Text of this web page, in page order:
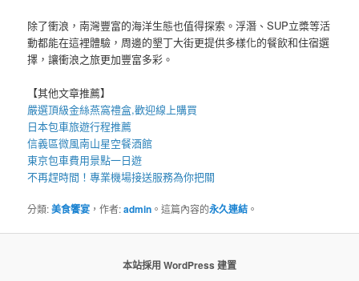
除了衝浪，南灣豐富的海洋生態也值得探索。浮潛、SUP立槳等活
動都能在這裡體驗，周邊的墾丁大街更提供多樣化的餐飲和住宿選
擇，讓衝浪之旅更加豐富多彩。
【其他文章推薦】
嚴選頂級金絲燕窩禮盒,歡迎線上購買
日本包車旅遊行程推薦
信義區微風南山星空餐酒館
東京包車費用景點一日遊
不再趕時間！專業機場接送服務為你把關
分類:美食饗宴 ，作者:admin 。這篇內容的永久連結 。
本站採用 WordPress 建置